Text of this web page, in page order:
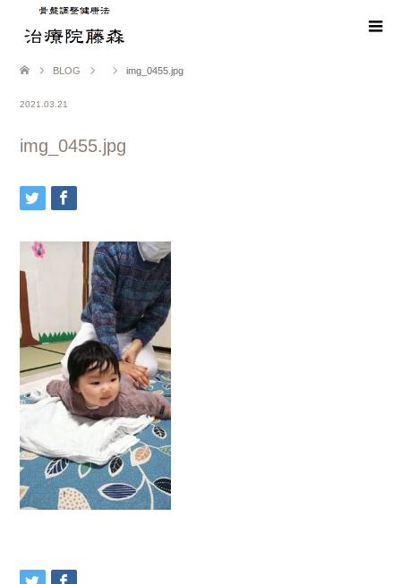
BLOG img_0455.jpg
2021.03.21
img_0455.jpg